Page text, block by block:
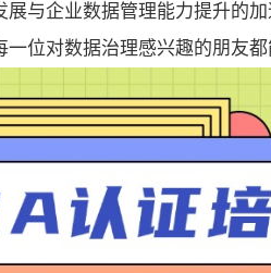
与企业数据管理能力提升的
位对数据治理感兴趣的朋友